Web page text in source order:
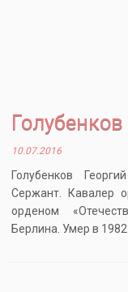
10.07.2016
Голубенков
Сержант. Кавалер
орденом
Берлина. Умер в